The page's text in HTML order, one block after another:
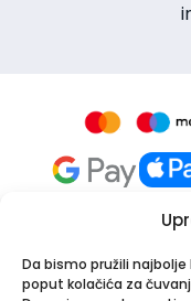
Da bismo pružili
poput kolačića za